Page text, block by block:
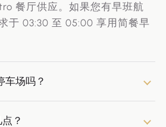
餐厅供应。如果您有早班航
于 03:30 至 05:00 享用简餐早
车场吗？
？